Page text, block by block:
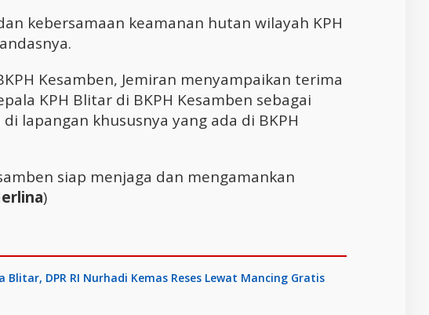
kebersamaan keamanan hutan wilayah KPH
Kesamben, Jemiran menyampaikan terima
KPH Blitar di BKPH Kesamben sebagai
lapangan khususnya yang ada di BKPH
siap menjaga dan mengamankan
)
DPR RI Nurhadi Kemas Reses Lewat Mancing Gratis